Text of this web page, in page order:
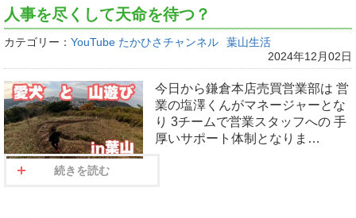
人事を尽くして天命を待つ？
カテゴリー： YouTube たかひさチャンネル
葉山生活
2024年12月02日
今日から鎌倉本店売買営業部は 営
業の塩澤くんがマネージャーとな
り 3チームで営業スタッフへの 手
厚いサポート体制となりま…
続きを読む